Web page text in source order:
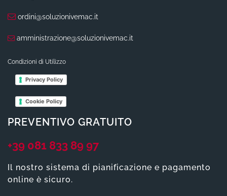
ordini@soluzionivemac.it
amministrazione@soluzionivemac.it
Condizioni di Utilizzo
Privacy Policy
Cookie Policy
PREVENTIVO GRATUITO
+39 081 833 89 97
Il nostro sistema di pianificazione e pagamento
online è sicuro.